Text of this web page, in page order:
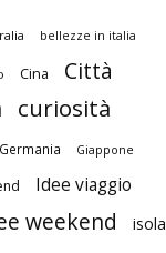
bellezze in italia
Cina Città
curiosità
Germania Giappone
Idee viaggio
weekend isola